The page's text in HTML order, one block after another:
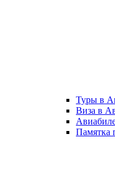
Туры в
Виза в
Памятка